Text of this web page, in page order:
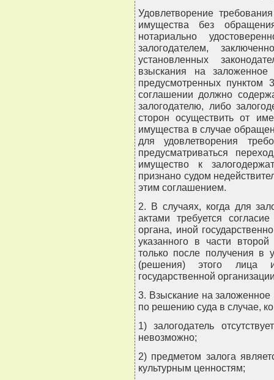
Удовлетворение
имущества без
нотариально
залогодателем,
установленных
взыскания на
предусмотренных
соглашении должно
залогодателю, либо
сторон осуществить от
имущества в случае
для удовлетворения
предусматриваться
имущество к
признано судом
этим соглашением.
2. В случаях, когда для
актами требуется
органа, иной
указанного в части
только после получения в
(решения) этого лица
государственной
3. Взыскание на
по решению суда в случае,
1) залогодатель
невозможно;
2) предметом залога
культурным ценностям;